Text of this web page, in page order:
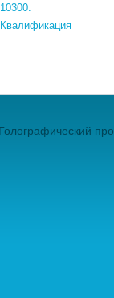
Голографический